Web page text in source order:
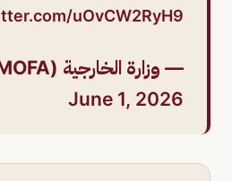
uOvCW2RyH9
— وزارة الخارجية 🇸🇦 (@KSAMOFA)
June 1, 2026